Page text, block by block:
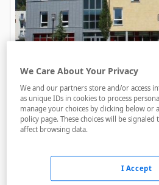
A menos de 1,95 Km
Acceso personas con
Internet
We Care About Your Privacy
We and our partners store and/or access
as unique IDs in cookies to process
manage your choices by clicking below or
policy page. These choices will be
affect browsing data.
I Accept